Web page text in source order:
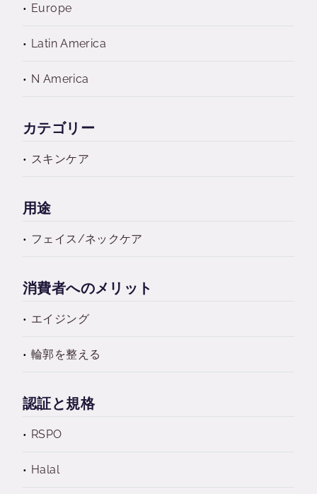
Europe
Latin America
N America
カテゴリー
スキンケア
用途
フェイス/ネックケア
消費者へのメリット
エイジング
輪郭を整える
認証と規格
RSPO
Halal